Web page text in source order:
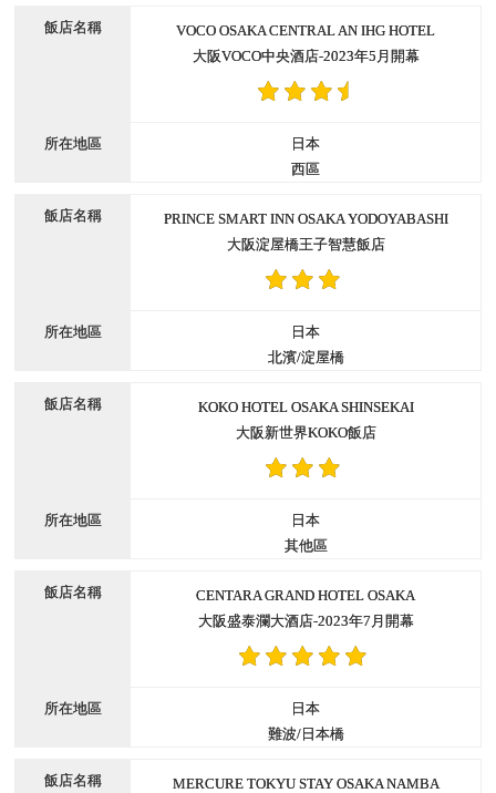
VOCO OSAKA CENTRAL AN IHG HOTEL
大阪VOCO中央酒店-2023年5月開幕
日本
西區
PRINCE SMART INN OSAKA YODOYABASHI
大阪淀屋橋王子智慧飯店
日本
北濱/淀屋橋
KOKO HOTEL OSAKA SHINSEKAI
大阪新世界KOKO飯店
日本
其他區
CENTARA GRAND HOTEL OSAKA
大阪盛泰瀾大酒店-2023年7月開幕
日本
難波/日本橋
MERCURE TOKYU STAY OSAKA NAMBA